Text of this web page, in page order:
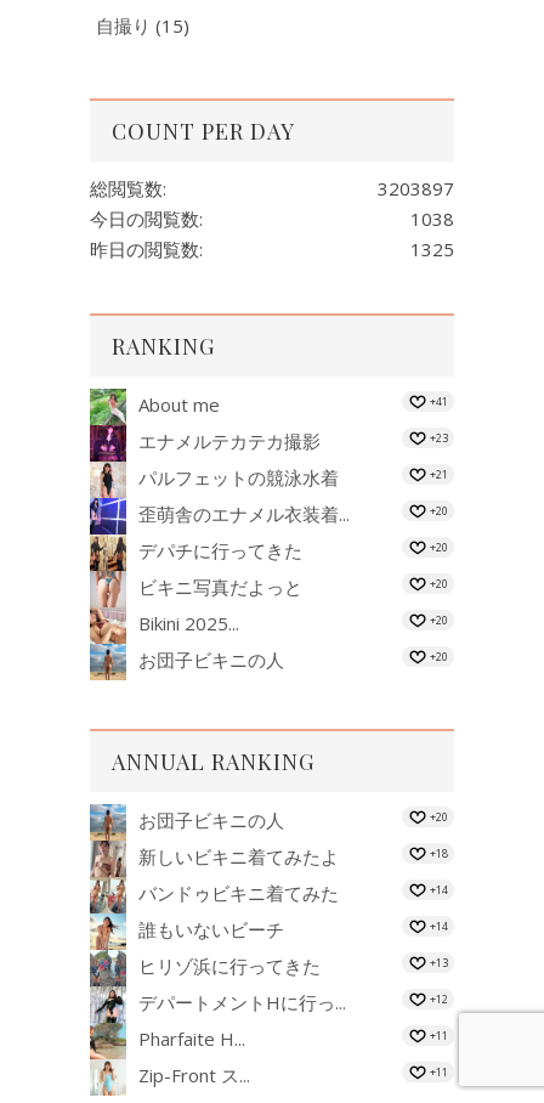
自撮り (15)
COUNT PER DAY
3203897
総閲覧数:
1038
今日の閲覧数:
1325
昨日の閲覧数:
RANKING
About me +41
エナメルテカテカ撮影 +23
パルフェットの競泳水着 +21
歪萌舎のエナメル衣装着... +20
デパチに行ってきた +20
ビキニ写真だよっと +20
Bikini 2025... +20
お団子ビキニの人 +20
ANNUAL RANKING
お団子ビキニの人 +20
新しいビキニ着てみたよ +18
バンドゥビキニ着てみた +14
誰もいないビーチ +14
ヒリゾ浜に行ってきた +13
デパートメントHに行っ... +12
Pharfaite H... +11
Zip-Front ス... +11